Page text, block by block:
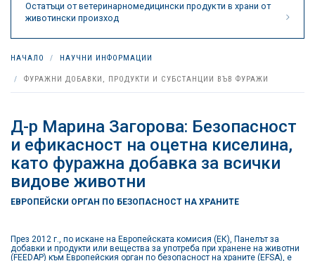
Остатъци от ветеринарномедицински продукти в храни от
животински произход
НАЧАЛО НАУЧНИ ИНФОРМАЦИИ
ФУРАЖНИ ДОБАВКИ, ПРОДУКТИ И СУБСТАНЦИИ ВЪВ ФУРАЖИ
Д-р Марина Загорова: Безопасност
и ефикасност на оцетна киселина,
като фуражна добавка за всички
видове животни
ЕВРОПЕЙСКИ ОРГАН ПО БЕЗОПАСНОСТ НА ХРАНИТЕ
През 2012 г., по искане на Европейската комисия (ЕК), Панелът за
добавки и продукти или вещества за употреба при хранене на животни
(FEEDAP) към Европейския орган по безопасност на храните (EFSA), е